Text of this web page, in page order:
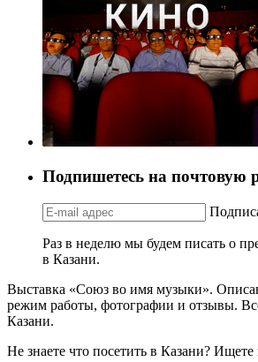
Подпишетесь на почтовую
Раз в неделю мы будем писать о
в Казани.
Выставка «Союз во имя музыки».
режим работы, фотографии и отзывы.
Казани.
Не знаете что посетить в Казани? Ищете